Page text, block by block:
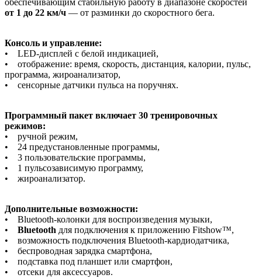
обеспечивающим стабильную работу в диапазоне скоростей
от 1 до 22 км/ч — от разминки до скоростного бега.
Консоль и управление:
• LED-дисплей с белой индикацией,
• отображение: время, скорость, дистанция, калории, пульс,
программа, жироанализатор,
• сенсорные датчики пульса на поручнях.
Программный пакет включает 30 тренировочных
режимов:
• ручной режим,
• 24 предустановленные программы,
• 3 пользовательские программы,
• 1 пульсозависимую программу,
• жироанализатор.
Дополнительные возможности:
• Bluetooth-колонки для воспроизведения музыки,
• Bluetooth для подключения к приложению Fitshow™,
• возможность подключения Bluetooth-кардиодатчика,
• беспроводная зарядка смартфона,
• подставка под планшет или смартфон,
• отсеки для аксессуаров.